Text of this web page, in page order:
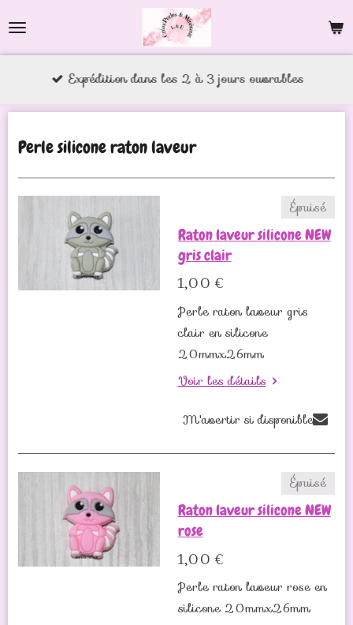
principal
Expédition dans les 2 à 3 jours ouvrables
Perle silicone raton laveur
Épuisé
Raton laveur silicone NEW
gris clair
1,00 €
Perle raton laveur gris
clair en silicone
20mmx26mm
Voir les détails
M'avertir si disponible
Épuisé
Raton laveur silicone NEW
rose
1,00 €
Perle raton laveur rose en
silicone 20mmx26mm